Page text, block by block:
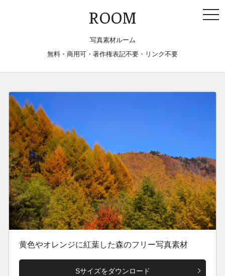
ROOM
写真素材ルーム
無料・商用可・著作権表記不要・リンク不要
黄色やオレンジに紅葉した森のフリー写真素材
Sサイズをダウンロード